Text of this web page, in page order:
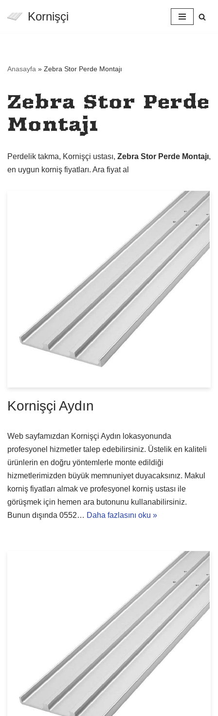
Kornişçi
Anasayfa » Zebra Stor Perde Montajı
Zebra Stor Perde
Montajı
Perdelik takma, Kornişçi ustası, Zebra Stor Perde Montajı,
en uygun korniş fiyatları. Ara fiyat al
Kornişçi Aydın
Web sayfamızdan Kornişçi Aydın lokasyonunda
profesyonel hizmetler talep edebilirsiniz. Üstelik en kaliteli
ürünlerin en doğru yöntemlerle monte edildiği
hizmetlerimizden büyük memnuniyet duyacaksınız. Makul
korniş fiyatları almak ve profesyonel korniş ustası ile
görüşmek için hemen ara butonunu kullanabilirsiniz.
Bunun dışında 0552… Daha fazlasını oku »